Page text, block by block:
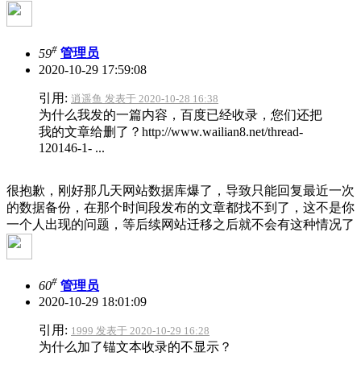
59# 管理员
2020-10-29 17:59:08
引用: 逍遥鱼 发表于 2020-10-28 16:38
为什么我发的一篇内容，百度已经收录，您们还把
我的文章给删了？http://www.wailian8.net/thread-
120146-1- ...
很抱歉，刚好那几天网站数据库爆了，导致只能回复最近一次
的数据备份，在那个时间段发布的文章都找不到了，这不是你
一个人出现的问题，等后续网站迁移之后就不会有这种情况了
60# 管理员
2020-10-29 18:01:09
引用: 1999 发表于 2020-10-29 16:28
为什么加了锚文本收录的不显示？